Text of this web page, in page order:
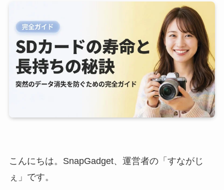
こんにちは。SnapGadget、運営者の「すながじ
ぇ」です。